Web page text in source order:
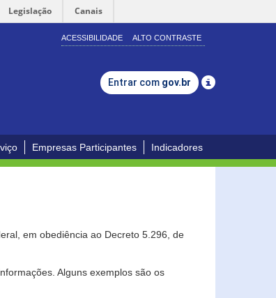
Legislação Canais
ACESSIBILIDADE ALTO CONTRASTE
Entrar com gov.br
Empresas Participantes Indicadores
em obediência ao Decreto 5.296, de
Alguns exemplos são os